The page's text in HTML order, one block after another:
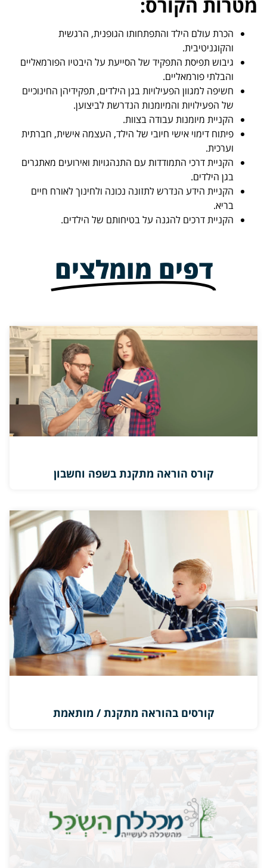
מטרות הקורס:
הכרת עולם הילד והתפתחותו הגופנית, הרגשית
והקוגניטיבית.
גיבוש תפיסת התפקיד של הסייעת על היבטיו הפורמאליים
והבלתי פורמאליים.
חשיפה למגוון הפעילויות בגן הילדים, תפקידיהן החינוכיים
של הפעילויות והמיומנות הנדרשת לביצוען.
הקניית מיומנות עבודה בצוות.
פיתוח דימוי אישי חיובי של הילד, העצמה אישית, חברתית
וערכית.
הקניית דרכי התמודדות עם התנהגויות ואירועים מאתגרים
בגן הילדים.
הקניית הידע הנדרש לתזונה נכונה ולחינוך לאורח חיים
בריא.
הקניית דרכים להגנה על בטיחותם של הילדים.
דפים מומלצים
קורס הוראה מתקנת בשפה וחשבון
קורסים בהוראה מתקנת / מותאמת